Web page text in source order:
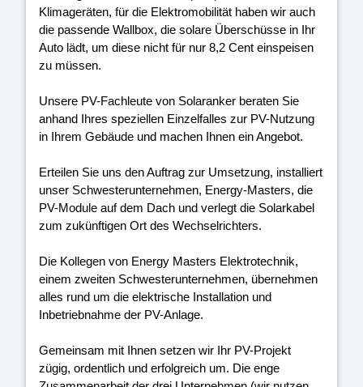
Klimageräten, für die Elektromobilität haben wir auch
die passende Wallbox, die solare Überschüsse in Ihr
Auto lädt, um diese nicht für nur 8,2 Cent einspeisen
zu müssen.
Unsere PV-Fachleute von Solaranker beraten Sie
anhand Ihres speziellen Einzelfalles zur PV-Nutzung
in Ihrem Gebäude und machen Ihnen ein Angebot.
Erteilen Sie uns den Auftrag zur Umsetzung, installiert
unser Schwesterunternehmen, Energy-Masters, die
PV-Module auf dem Dach und verlegt die Solarkabel
zum zukünftigen Ort des Wechselrichters.
Die Kollegen von Energy Masters Elektrotechnik,
einem zweiten Schwesterunternehmen, übernehmen
alles rund um die elektrische Installation und
Inbetriebnahme der PV-Anlage.
Gemeinsam mit Ihnen setzen wir Ihr PV-Projekt
zügig, ordentlich und erfolgreich um. Die enge